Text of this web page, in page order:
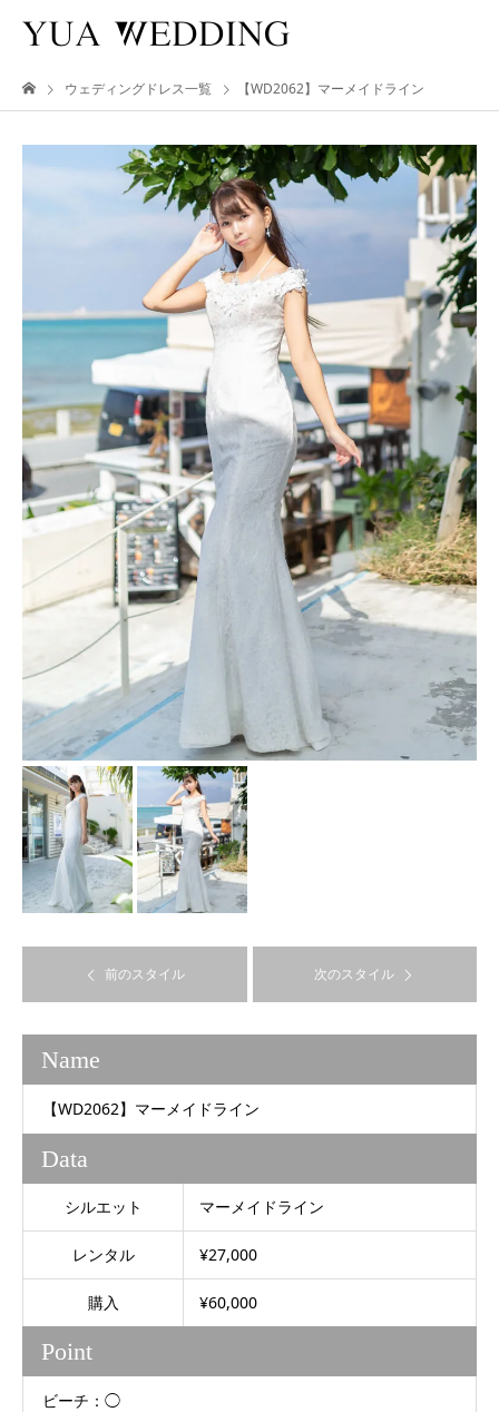
ウェディングドレス一覧 【WD2062】マーメイドライン
前のスタイル 次のスタイル
Name
【WD2062】マーメイドライン
Data
シルエット マーメイドライン
レンタル ¥27,000
購入 ¥60,000
Point
ビーチ：◯